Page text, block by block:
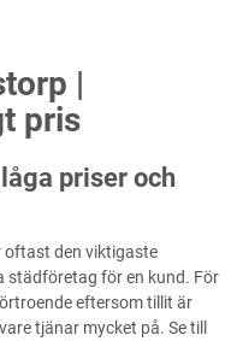
|
pris
priser och
oftast den viktigaste
städföretag för en kund. För
eftersom tillit är
tjänar mycket på. Se till